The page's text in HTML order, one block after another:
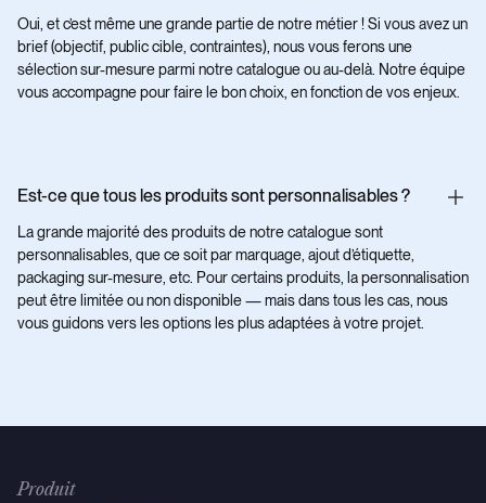
Oui, et c’est même une grande partie de notre métier ! Si vous avez un
brief (objectif, public cible, contraintes), nous vous ferons une
sélection sur-mesure parmi notre catalogue ou au-delà. Notre équipe
vous accompagne pour faire le bon choix, en fonction de vos enjeux.
Est-ce que tous les produits sont personnalisables ?
La grande majorité des produits de notre catalogue sont
personnalisables, que ce soit par marquage, ajout d’étiquette,
packaging sur-mesure, etc. Pour certains produits, la personnalisation
peut être limitée ou non disponible — mais dans tous les cas, nous
vous guidons vers les options les plus adaptées à votre projet.
Produit